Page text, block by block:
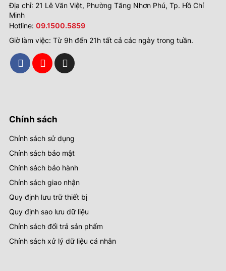
Địa chỉ: 21 Lê Văn Việt, Phường Tăng Nhơn Phú, Tp. Hồ Chí
Minh
Hotline: 09.1500.5859
Giờ làm việc: Từ 9h đến 21h tất cả các ngày trong tuần.
Chính sách
Chính sách sử dụng
Chính sách bảo mật
Chính sách bảo hành
Chính sách giao nhận
Quy định lưu trữ thiết bị
Quy định sao lưu dữ liệu
Chính sách đổi trả sản phẩm
Chính sách xử lý dữ liệu cá nhân